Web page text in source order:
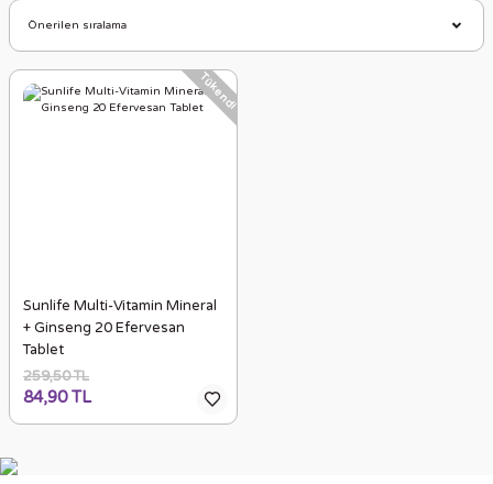
Tükendi
Sunlife Multi-Vitamin Mineral
+ Ginseng 20 Efervesan
Tablet
259,50 TL
84,90 TL